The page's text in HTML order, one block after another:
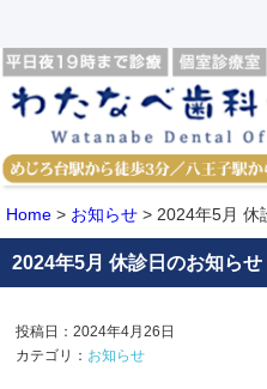
Home > お知らせ > 2024年5月 休
2024年5月 休診日のお知らせ
投稿日：2024年4月26日
カテゴリ： お知らせ